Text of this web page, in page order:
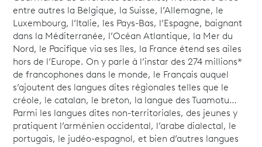
entre autres la Belgique, la Suisse, l’Allemagne, le
Luxembourg, l’Italie, les Pays-Bas, l’Espagne, baignant
dans la Méditerranée, l’Océan Atlantique, la Mer du
Nord, le Pacifique via ses îles, la France étend ses ailes
hors de l’Europe. On y parle à l’instar des 274 millions*
de francophones dans le monde, le Français auquel
s’ajoutent des langues dites régionales telles que le
créole, le catalan, le breton, la langue des Tuamotu…
Parmi les langues dites non-territoriales, des jeunes y
pratiquent l’arménien occidental, l’arabe dialectal, le
portugais, le judéo-espagnol, et bien d’autres langues